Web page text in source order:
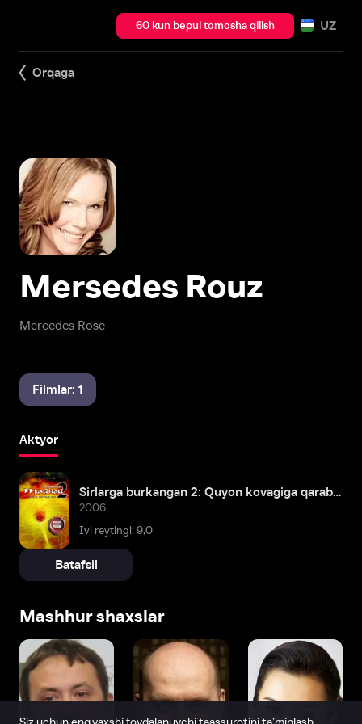
60 kun bepul tomosha qilish UZ
Orqaga
Mercedes Rose
Mersedes Rouz
Filmlar: 1
Aktyor
Sirlarga burkangan 2: Quyon kovagiga qarab pastga
2006
Ivi reytingi: 9,0
Batafsil
Mashhur shaxslar